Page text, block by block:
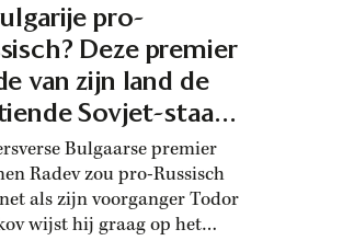
pro-
Deze premier
van zijn land de
Sovjet-staat
Bulgaarse premier
Radev zou pro-Russisch
als zijn voorganger Todor
wijst hij graag op het